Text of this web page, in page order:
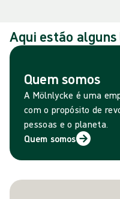
Aqui estão
Quem somos
A Mölnlycke é uma
com o propósito de
pessoas e o planeta.
Quem somos